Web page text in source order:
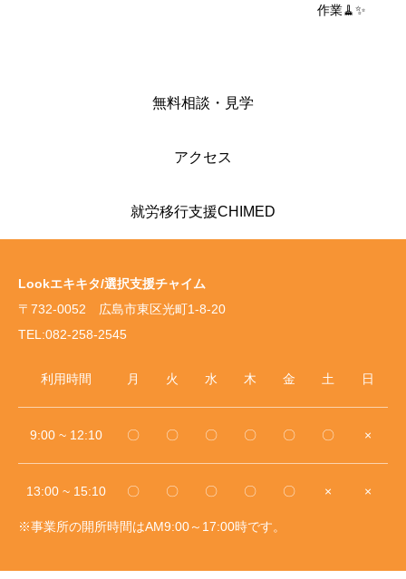
作業🧹✨
無料相談・見学
アクセス
就労移行支援CHIMED
Lookエキキタ/選択支援チャイム
〒732-0052 広島市東区光町1-8-20
TEL:082-258-2545
利用時間 月 火 水 木 金 土 日
9:00 ~ 12:10 〇 〇 〇 〇 〇 〇 ×
13:00 ~ 15:10 〇 〇 〇 〇 〇 × ×
※事業所の開所時間はAM9:00～17:00時です。